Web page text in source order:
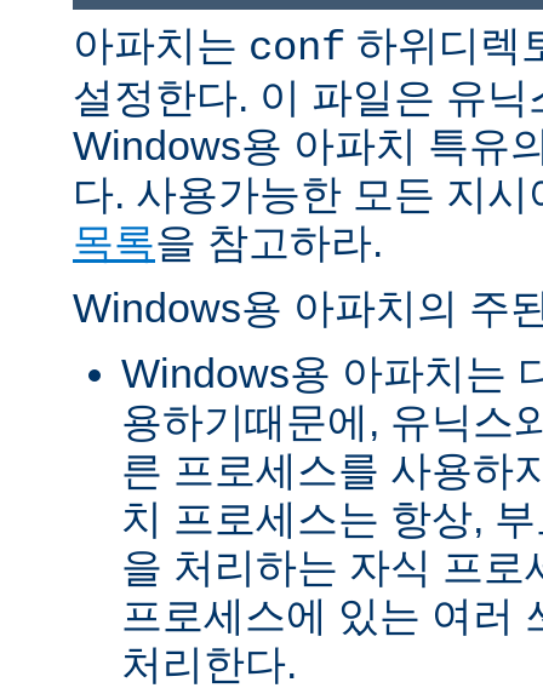
아파치는 conf 하위디렉
설정한다. 이 파일은 유
Windows용 아파치 특유
다. 사용가능한 모든 지
목록을 참고하라.
Windows용 아파치의 주
Windows용 아파치는
용하기때문에, 유닉스
른 프로세스를 사용하
치 프로세스는 항상,
을 처리하는 자식 프로
프로세스에 있는 여러
처리한다.